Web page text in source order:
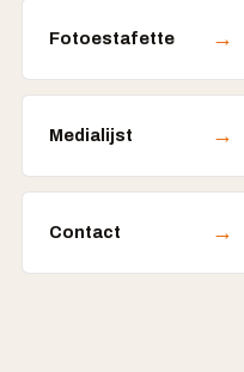
Fotoestafette →
Medialijst →
Contact →